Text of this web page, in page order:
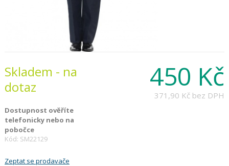
450 Kč
371,90 Kč bez DPH
Skladem - na
dotaz
Dostupnost ověříte
telefonicky nebo na
pobočce
Kód: SM22129
Zeptat se prodavače